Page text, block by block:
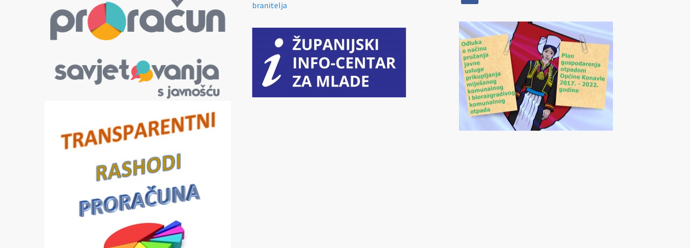
branitelja